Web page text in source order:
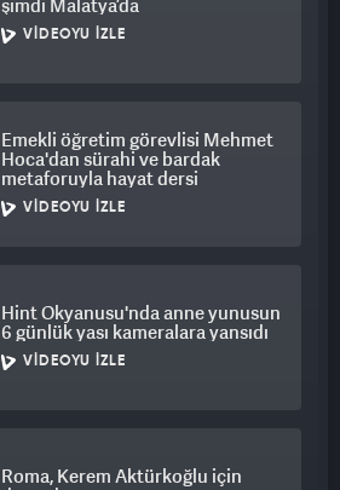
şimdi Malatya’da
VIDEOYU İZLE
Emekli öğretim görevlisi Mehmet
Hoca'dan sürahi ve bardak
metaforuyla hayat dersi
VIDEOYU İZLE
Hint Okyanusu'nda anne yunusun
6 günlük yası kameralara yansıdı
VIDEOYU İZLE
Roma, Kerem Aktürkoğlu için